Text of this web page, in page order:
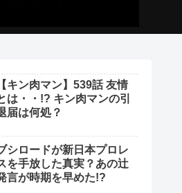
【キン肉マン】539話 友情
は・・!? キン肉マンの引
届は何処？
シロードが新日本プロレ
を手放した真実？あの辻
言が時期を早めた!?